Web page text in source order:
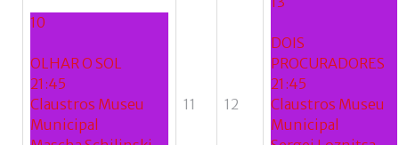
10
OLHAR O SOL
21:45
Claustros Museu
Municipal
11 12
DOIS
PROCURADORES
21:45
Claustros Museu
Municipal